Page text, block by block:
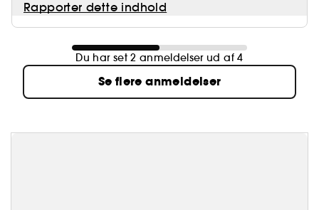
Rapporter dette indhold
Du har set 2 anmeldelser ud af 4
Se flere anmeldelser